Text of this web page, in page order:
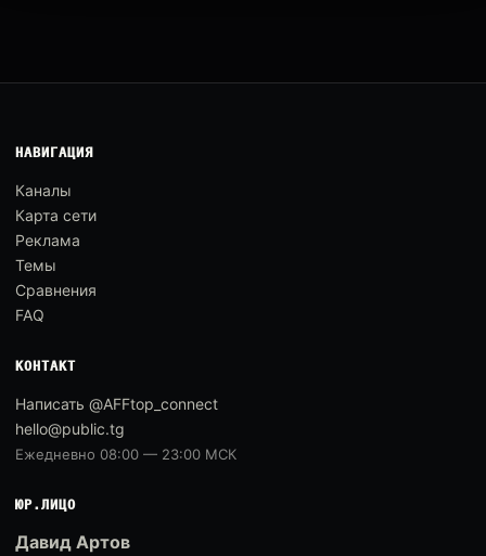
НАВИГАЦИЯ
Каналы
Карта сети
Реклама
Темы
Сравнения
FAQ
КОНТАКТ
Написать @AFFtop_connect
hello@public.tg
Ежедневно 08:00 — 23:00 МСК
ЮР.ЛИЦО
Давид Артов